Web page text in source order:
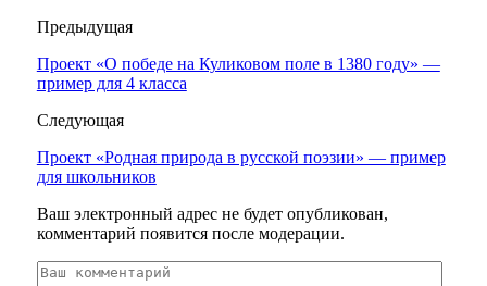
Предыдущая
Проект «О победе на Куликовом поле в 1380 году» —
пример для 4 класса
Следующая
Проект «Родная природа в русской поэзии» — пример
для школьников
Ваш электронный адрес не будет опубликован,
комментарий появится после модерации.